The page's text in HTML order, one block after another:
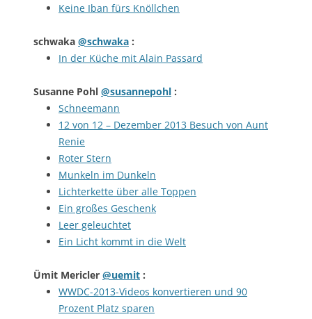
Keine Iban fürs Knöllchen
schwaka @schwaka :
In der Küche mit Alain Passard
Susanne Pohl @susannepohl :
Schneemann
12 von 12 – Dezember 2013 Besuch von Aunt
Renie
Roter Stern
Munkeln im Dunkeln
Lichterkette über alle Toppen
Ein großes Geschenk
Leer geleuchtet
Ein Licht kommt in die Welt
Ümit Mericler @uemit :
WWDC-2013-Videos konvertieren und 90
Prozent Platz sparen